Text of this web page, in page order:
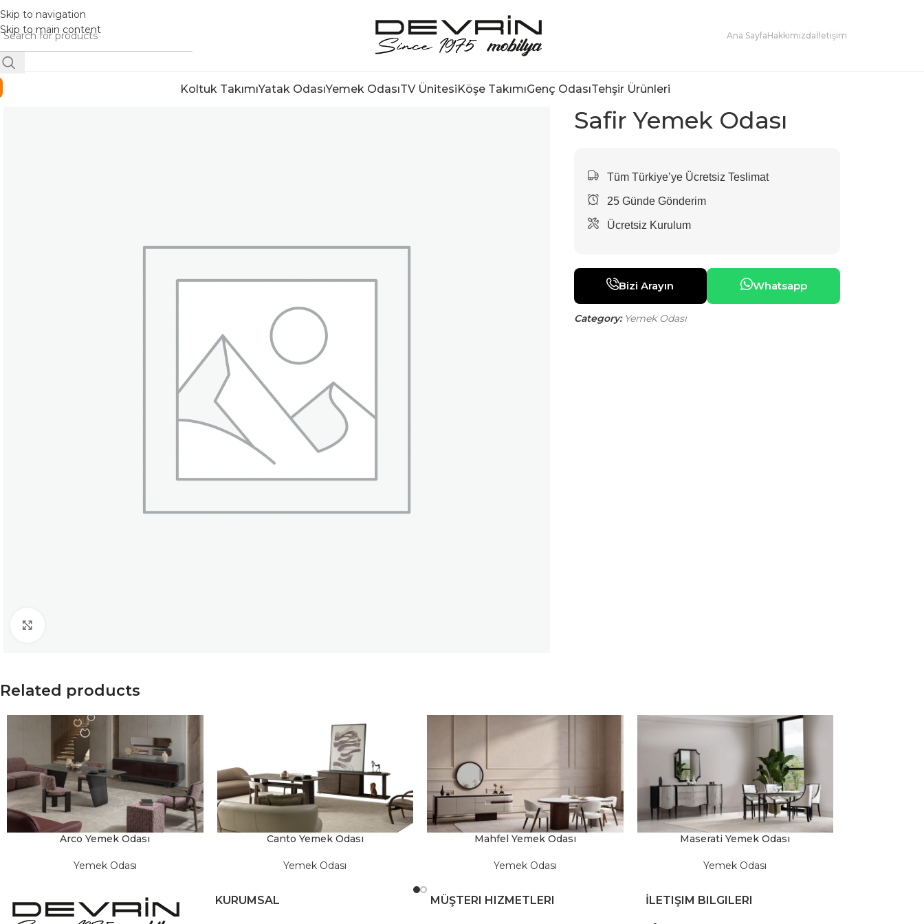
Skip to navigation
Skip to main content
Ana SayfaHakkımızdaİletişim
Koltuk TakımıYatak OdasıYemek OdasıTV ÜnitesiKöşe TakımıGenç OdasıTehşir Ürünleri
Safir Yemek Odası
Tüm Türkiye’ye Ücretsiz Teslimat
25 Günde Gönderim
Ücretsiz Kurulum
Bizi Arayın Whatsapp
Category: Yemek Odası
Related products
Arco Yemek Odası
Yemek Odası
Canto Yemek Odası
Yemek Odası
Mahfel Yemek Odası
Yemek Odası
Maserati Yemek Odası
Yemek Odası
KURUMSAL MÜŞTERI HIZMETLERI İLETIŞIM BILGILERI